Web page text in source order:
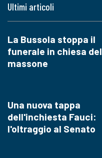
Ultimi articoli
La Bussola stoppa il
funerale in chiesa del
massone
Una nuova tappa
dell'inchiesta Fauci:
l'oltraggio al Senato